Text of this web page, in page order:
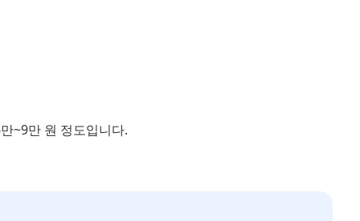
~9만 원 정도입니다.